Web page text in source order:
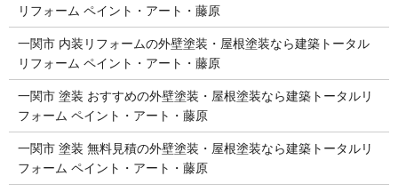
リフォーム ペイント・アート・藤原
一関市 内装リフォームの外壁塗装・屋根塗装なら建築トータル
リフォーム ペイント・アート・藤原
一関市 塗装 おすすめの外壁塗装・屋根塗装なら建築トータルリ
フォーム ペイント・アート・藤原
一関市 塗装 無料見積の外壁塗装・屋根塗装なら建築トータルリ
フォーム ペイント・アート・藤原